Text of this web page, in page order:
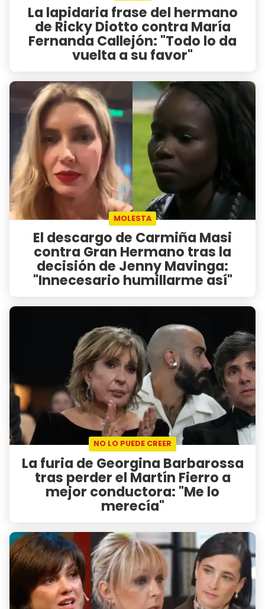
La lapidaria frase del hermano
de Ricky Diotto contra María
Fernanda Callejón: "Todo lo da
vuelta a su favor"
MOLESTA
El descargo de Carmiña Masi
contra Gran Hermano tras la
decisión de Jenny Mavinga:
"Innecesario humillarme así"
NO LO PUEDE CREER
La furia de Georgina Barbarossa
tras perder el Martín Fierro a
mejor conductora: "Me lo
merecía"